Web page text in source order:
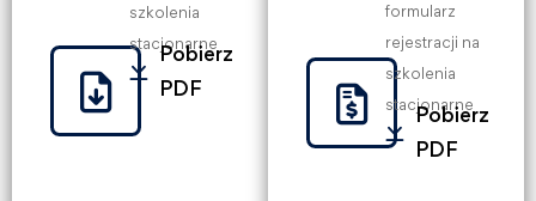
szkolenia
stacjonarne
Pobierz
PDF
formularz
rejestracji na
szkolenia
stacjonarne
Pobierz
PDF